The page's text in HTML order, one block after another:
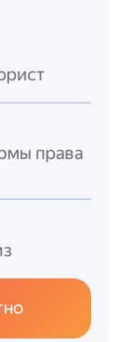
норму
РФ
размер
быть
МРОТ:
права